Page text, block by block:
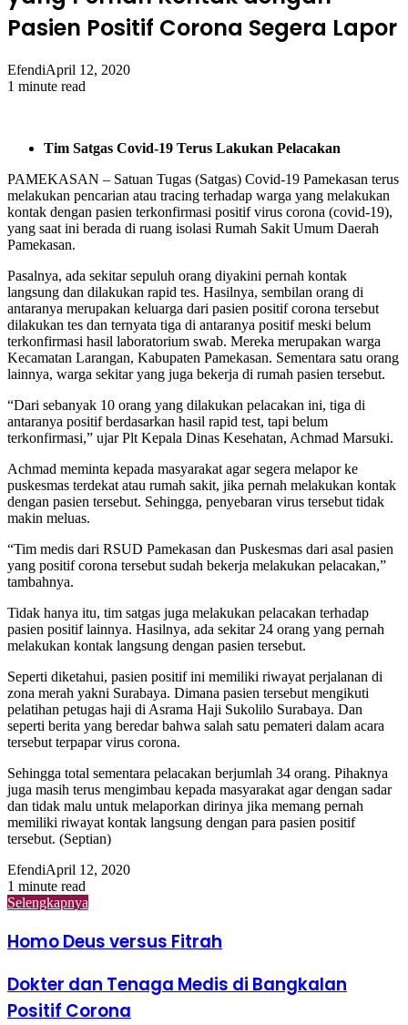
Pasien Positif Corona Segera Lapor
EfendiApril 12, 2020
1 minute read
Tim Satgas Covid-19 Terus Lakukan Pelacakan
PAMEKASAN – Satuan Tugas (Satgas) Covid-19 Pamekasan terus
melakukan pencarian atau tracing terhadap warga yang melakukan
kontak dengan pasien terkonfirmasi positif virus corona (covid-19),
yang saat ini berada di ruang isolasi Rumah Sakit Umum Daerah
Pamekasan.
Pasalnya, ada sekitar sepuluh orang diyakini pernah kontak
langsung dan dilakukan rapid tes. Hasilnya, sembilan orang di
antaranya merupakan keluarga dari pasien positif corona tersebut
dilakukan tes dan ternyata tiga di antaranya positif meski belum
terkonfirmasi hasil laboratorium swab. Mereka merupakan warga
Kecamatan Larangan, Kabupaten Pamekasan. Sementara satu orang
lainnya, warga sekitar yang juga bekerja di rumah pasien tersebut.
“Dari sebanyak 10 orang yang dilakukan pelacakan ini, tiga di
antaranya positif berdasarkan hasil rapid test, tapi belum
terkonfirmasi,” ujar Plt Kepala Dinas Kesehatan, Achmad Marsuki.
Achmad meminta kepada masyarakat agar segera melapor ke
puskesmas terdekat atau rumah sakit, jika pernah melakukan kontak
dengan pasien tersebut. Sehingga, penyebaran virus tersebut tidak
makin meluas.
“Tim medis dari RSUD Pamekasan dan Puskesmas dari asal pasien
yang positif corona tersebut sudah bekerja melakukan pelacakan,”
tambahnya.
Tidak hanya itu, tim satgas juga melakukan pelacakan terhadap
pasien positif lainnya. Hasilnya, ada sekitar 24 orang yang pernah
melakukan kontak langsung dengan pasien tersebut.
Seperti diketahui, pasien positif ini memiliki riwayat perjalanan di
zona merah yakni Surabaya. Dimana pasien tersebut mengikuti
pelatihan petugas haji di Asrama Haji Sukolilo Surabaya. Dan
seperti berita yang beredar bahwa salah satu pemateri dalam acara
tersebut terpapar virus corona.
Sehingga total sementara pelacakan berjumlah 34 orang. Pihaknya
juga masih terus mengimbau kepada masyarakat agar dengan sadar
dan tidak malu untuk melaporkan dirinya jika memang pernah
memiliki riwayat kontak langsung dengan para pasien positif
tersebut. (Septian)
EfendiApril 12, 2020
1 minute read
Selengkapnya
Homo Deus versus Fitrah
Dokter dan Tenaga Medis di Bangkalan
Positif Corona